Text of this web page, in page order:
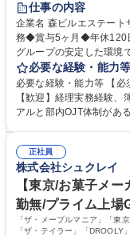
完全週休2日制
交通
仕事の内容
企業名 森ビルエステートサービス株式会
務◆賞与5ヶ月◆年休120日◆残業
グループの安定した環境
をお任せします。 労務と
度改定などのコア業務にも
理、給与計算、社会保
き、社内規定の改定や人
でも質問・相談できる環
集職種 【森ビルG】人
リモート可
必要な経験・能力等
必要な経験・能力等 【
【歓迎】経理実務経験
アルと部内OJT体制があ
務に挑戦できるため、自
きます。 残業少なめ、週
ち長期活躍できる環境で
キャリアを築きたい」と
歴・資格 学歴：大学院
簿記検定1級 日商簿記検
正社員
株式会社シュクレイ
【東京/お菓子メ
勤無/プライム上場
「ザ・メープルマニア」「東
「ザ・テイラー」「DROOLY